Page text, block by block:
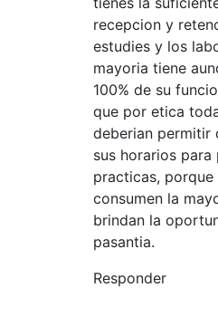
recepcion y
estudies y los
mayoria tiene
100% de su
que por etica
deberian permitir
sus horarios
practicas,
consumen la
brindan la
pasantia.
Responder